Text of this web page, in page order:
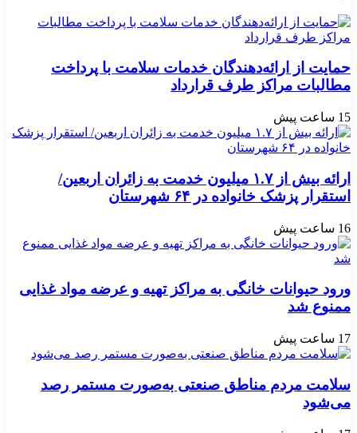
حمایت از ارائه‌دهندگان خدمات سلامت با پرداخت
مطالبات مراکز طرف قرارداد
15 ساعت پیش
ارائه بیش از ۱.۷ میلیون خدمت به زائران اربعین/
استقرار پزشک خانواده در ۶۴ شهرستان
16 ساعت پیش
ورود حیوانات خانگی به مراکز تهیه و عرضه مواد غذایی
ممنوع شد
17 ساعت پیش
سلامت مردم مناطق صنعتی به‌صورت مستمر رصد
می‌شود